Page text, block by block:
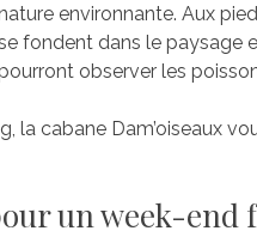
environnante. Aux
fondent dans le paysage
observer les
la cabane Dam’oiseaux
un week-end